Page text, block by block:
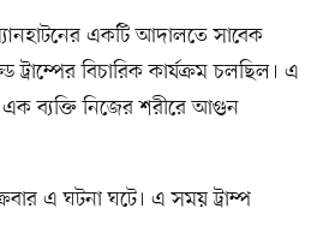
ম্যানহাটনের একটি আদালতে সাবেক
ট্রাম্পের বিচারিক কার্যক্রম চলছিল। এ
ব্যক্তি নিজের শরীরে আগুন
এ ঘটনা ঘটে। এ সময় ট্রাম্প